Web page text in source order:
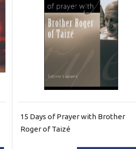
15 Days of Prayer with Brother
Roger of Taizé